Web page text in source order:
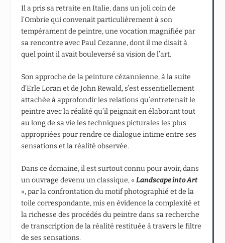
Il a pris sa retraite en Italie, dans un joli coin de
l’Ombrie qui convenait particulièrement à son
tempérament de peintre, une vocation magnifiée par
sa rencontre avec Paul Cezanne, dont il me disait à
quel point il avait bouleversé sa vision de l’art.
Son approche de la peinture cézannienne, à la suite
d’Erle Loran et de John Rewald, s’est essentiellement
attachée à approfondir les relations qu’entretenait le
peintre avec la réalité qu’il peignait en élaborant tout
au long de sa vie les techniques picturales les plus
appropriées pour rendre ce dialogue intime entre ses
sensations et la réalité observée.
Dans ce domaine, il est surtout connu pour avoir, dans
un ouvrage devenu un classique, «Landscape into Art
», par la confrontation du motif photographié et de la
toile correspondante, mis en évidence la complexité et
la richesse des procédés du peintre dans sa recherche
de transcription de la réalité restituée à travers le filtre
de ses sensations.